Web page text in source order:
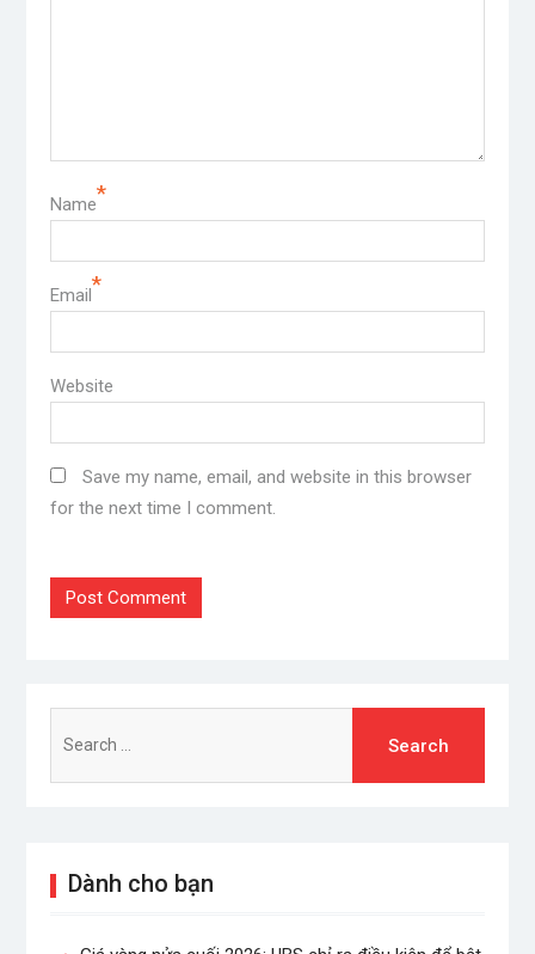
Name*
Email *
Website
Save my name, email, and website in this browser
for the next time I comment.
for:
Dành cho bạn